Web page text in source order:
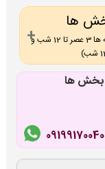
ها
ساعات غیر اداری (همه روزه 6 عصر تا 12 شب، پنج شنبه ها 3 عصر تا 12 شب و
بخش ها
09199170040